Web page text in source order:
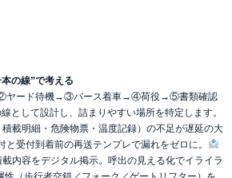
の線”で考える
ヤード待機→③バース着車→④荷役→⑤書類確認
として設計し、詰まりやすい場所を特定します。
載明細・危険物票・温度記録）の不足が遅延の大
と受付到着前の再送テンプレで漏れをゼロに。
内容をデジタル掲示。呼出の見える化でイライラ